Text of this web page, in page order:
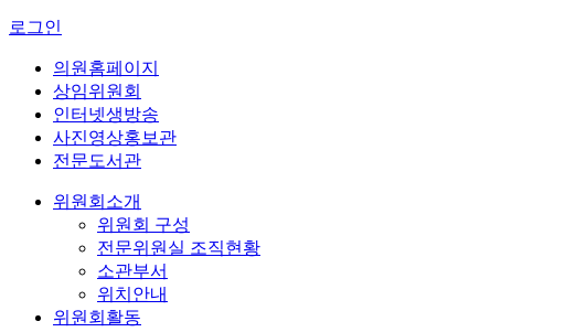
로그인
의원홈페이지
상임위원회
인터넷생방송
사진영상홍보관
전문도서관
위원회소개
위원회 구성
전문위원실 조직현황
소관부서
위치안내
위원회활동